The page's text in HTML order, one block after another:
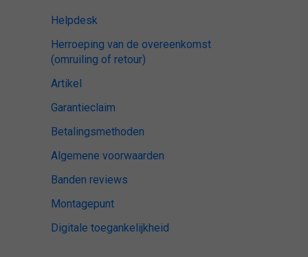
Helpdesk
Herroeping van de overeenkomst
(omruiling of retour)
Artikel
Garantieclaim
Betalingsmethoden
Algemene voorwaarden
Banden reviews
Montagepunt
Digitale toegankelijkheid